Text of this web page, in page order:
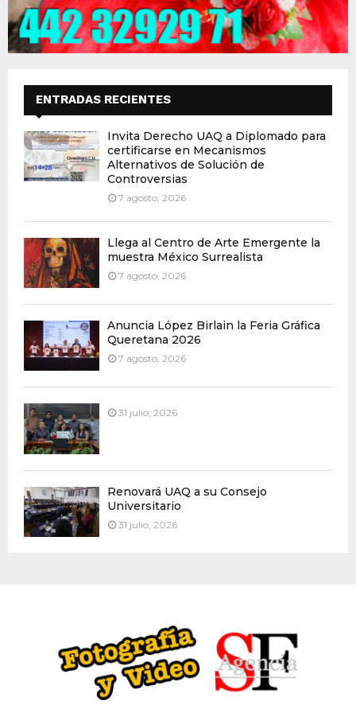
ENTRADAS RECIENTES
Invita Derecho UAQ a Diplomado para
certificarse en Mecanismos
Alternativos de Solución de
Controversias
7 agosto, 2026
Llega al Centro de Arte Emergente la
muestra México Surrealista
7 agosto, 2026
Anuncia López Birlain la Feria Gráfica
Queretana 2026
7 agosto, 2026
31 julio, 2026
Renovará UAQ a su Consejo
Universitario
31 julio, 2026